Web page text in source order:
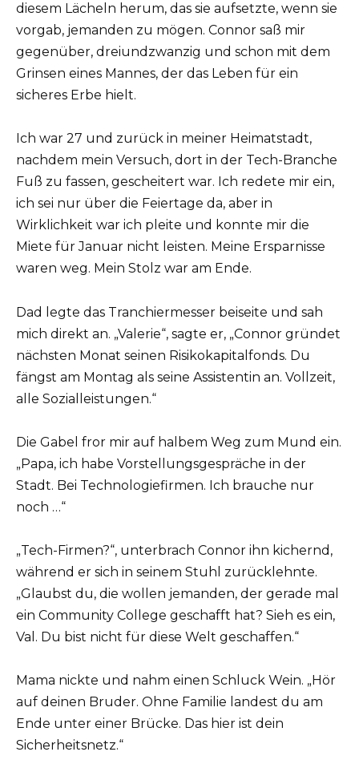
diesem Lächeln herum, das sie aufsetzte, wenn sie
vorgab, jemanden zu mögen. Connor saß mir
gegenüber, dreiundzwanzig und schon mit dem
Grinsen eines Mannes, der das Leben für ein
sicheres Erbe hielt.
Ich war 27 und zurück in meiner Heimatstadt,
nachdem mein Versuch, dort in der Tech-Branche
Fuß zu fassen, gescheitert war. Ich redete mir ein,
ich sei nur über die Feiertage da, aber in
Wirklichkeit war ich pleite und konnte mir die
Miete für Januar nicht leisten. Meine Ersparnisse
waren weg. Mein Stolz war am Ende.
Dad legte das Tranchiermesser beiseite und sah
mich direkt an. „Valerie“, sagte er, „Connor gründet
nächsten Monat seinen Risikokapitalfonds. Du
fängst am Montag als seine Assistentin an. Vollzeit,
alle Sozialleistungen.“
Die Gabel fror mir auf halbem Weg zum Mund ein.
„Papa, ich habe Vorstellungsgespräche in der
Stadt. Bei Technologiefirmen. Ich brauche nur
noch …“
„Tech-Firmen?“, unterbrach Connor ihn kichernd,
während er sich in seinem Stuhl zurücklehnte.
„Glaubst du, die wollen jemanden, der gerade mal
ein Community College geschafft hat? Sieh es ein,
Val. Du bist nicht für diese Welt geschaffen.“
Mama nickte und nahm einen Schluck Wein. „Hör
auf deinen Bruder. Ohne Familie landest du am
Ende unter einer Brücke. Das hier ist dein
Sicherheitsnetz.“